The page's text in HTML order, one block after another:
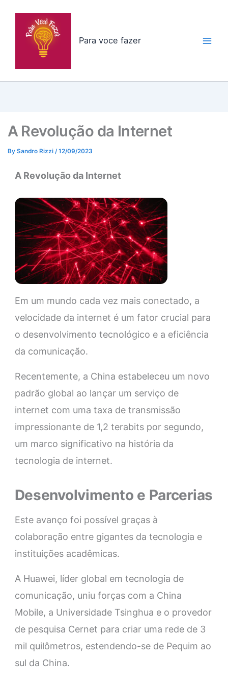
Para voce fazer
A Revolução da Internet
By Sandro Rizzi /12/09/2023
A Revolução da Internet
Em um mundo cada vez mais conectado, a
velocidade da internet é um fator crucial para
o desenvolvimento tecnológico e a eficiência
da comunicação.
Recentemente, a China estabeleceu um novo
padrão global ao lançar um serviço de
internet com uma taxa de transmissão
impressionante de 1,2 terabits por segundo,
um marco significativo na história da
tecnologia de internet.
Desenvolvimento e Parcerias
Este avanço foi possível graças à
colaboração entre gigantes da tecnologia e
instituições acadêmicas.
A Huawei, líder global em tecnologia de
comunicação, uniu forças com a China
Mobile, a Universidade Tsinghua e o provedor
de pesquisa Cernet para criar uma rede de 3
mil quilômetros, estendendo-se de Pequim ao
sul da China.